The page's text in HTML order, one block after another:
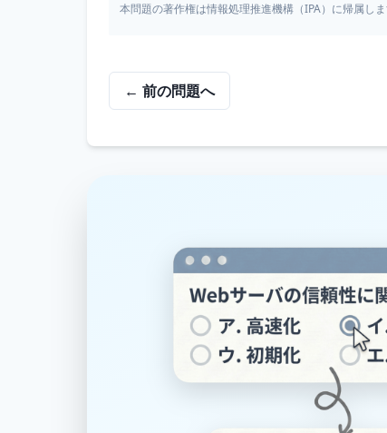
本問題の著作権は情報処理推進機構（IPA）に帰属し
← 前の問題へ